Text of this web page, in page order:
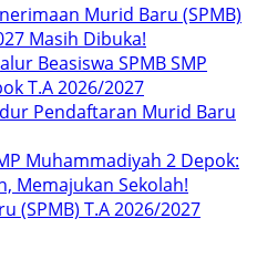
Murid Baru (SPMB)
Masih Dibuka!
Beasiswa SPMB SMP
T.A 2026/2027
Pendaftaran Murid Baru
Muhammadiyah 2 Depok:
Memajukan Sekolah!
(SPMB) T.A 2026/2027